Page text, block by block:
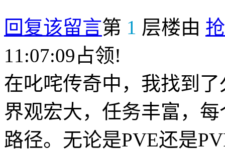
回复该留言第 1 层楼由
11:07:09占领!
在叱咤传奇中，我找到
界观宏大，任务丰富，
路径。无论是PVE还是